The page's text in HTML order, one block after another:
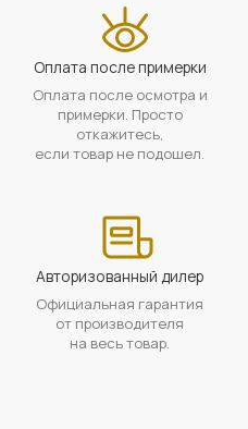
Оплата после примерки
Оплата после осмотра и
примерки. Просто
откажитесь,
если товар не подошел.
Авторизованный дилер
Официальная гарантия
от производителя
на весь товар.